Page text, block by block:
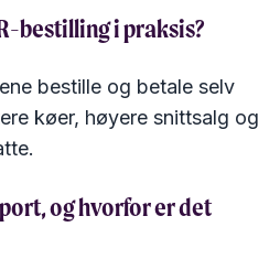
bestilling i praksis?
bestille og betale selv
køer, høyere snittsalg og
og hvorfor er det